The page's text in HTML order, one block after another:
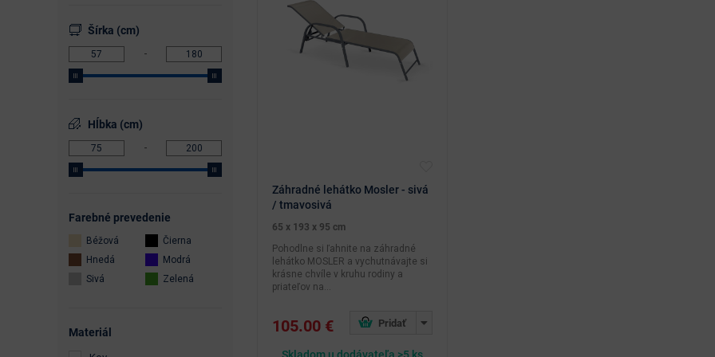
Záhradné lehátko Mosler - sivá
/ tmavosivá
65 x 193 x 95 cm
Pohodlne si ľahnite na záhradné
lehátko MOSLER a vychutnávajte si
krásne chvíle v kruhu rodiny a
priateľov na...
105.00 €
Regály
Obývačka
Nábytok do spálne
Detská izba
Predsieň
Doplnky a dekorácie
Záhradný nábytok
Šírka (cm)
Hĺbka (cm)
farebné prevedenie
béžová
čierna
hnedá
modrá
sivá
zelená
materiál